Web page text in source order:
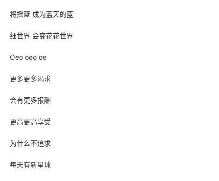
将摇篮 成为蓝天的蓝
细世界 会变花花世界
Oeo oeo oe
更多更多渴求
会有更多报酬
更高更高享受
为什么不追求
每天有新星球